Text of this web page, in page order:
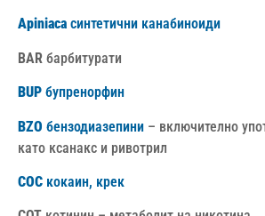
Apiniaca синтетични канабиноиди
BAR барбитурати
BUP бупренорфин
BZO бензодиазепини – включително
като ксанакс и ривотрил
COC кокаин, крек